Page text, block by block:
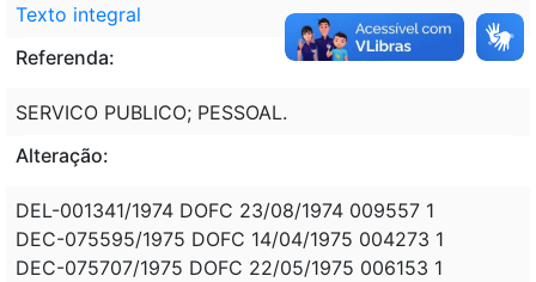
Texto integral
Referenda:
SERVICO PUBLICO; PESSOAL.
Alteração:
DEL-001341/1974 DOFC 23/08/1974 009557 1
DEC-075595/1975 DOFC 14/04/1975 004273 1
DEC-075707/1975 DOFC 22/05/1975 006153 1